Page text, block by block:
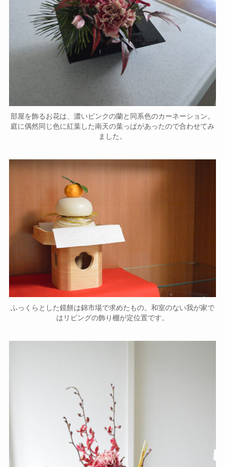
部屋を飾るお花は、濃いピンクの蘭と同系色のカーネーション。
庭に偶然同じ色に紅葉した南天の葉っぱがあったので合わせてみ
ました。
ふっくらとした鏡餅は錦市場で求めたもの。和室のない我が家で
はリビングの飾り棚が定位置です。